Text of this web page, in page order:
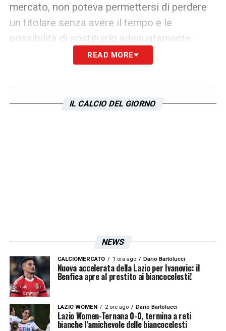
mercato, non poteva permettersi di perdere
un titolare senza avere il tempo e le
possibilità di sostituirlo adeguatamente.
Il contratto diZaccagnicon laLazio
carismatici dell’undici di
Maurizio Sarri
IlNapolidovrà mettere in stand-by il dossier
Zaccagni e valutare altre opportunità, mentre
la Lazio punta a blindare il suo capitano e a
ripartire da lui per la prossima stagione. Un
rinnovo con adeguamento dell’ingaggio non è
da escludere nei prossimi mesi, così da
READ MORE
IL CALCIO DEL GIORNO
NEWS
CALCIOMERCATO 1 ora ago Dario Bartolucci
Nuova accelerata della Lazio per Ivanovic: il
Benfica apre al prestito ai biancocelesti!
LAZIO WOMEN 2 ore ago Dario Bartolucci
Lazio Women-Ternana 0-0, termina a reti
bianche l’amichevole delle biancocelesti